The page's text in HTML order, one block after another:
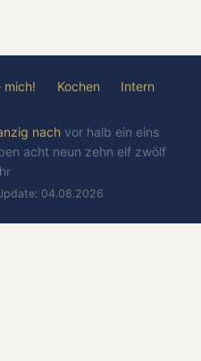
mich! Kochen Intern
nach vor halb ein eins
acht neun zehn elf zwölf
04.08.2026